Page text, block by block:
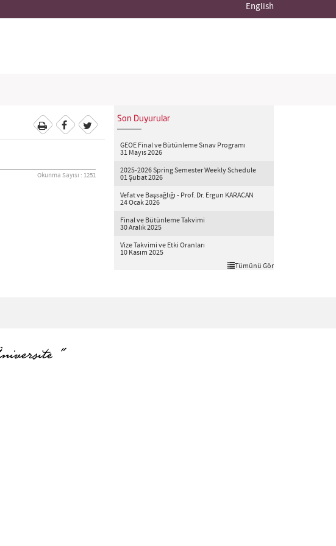
English
Okunma Sayısı : 1251
Son Duyurular
GEOE Final ve Bütünleme Sınav Programı
31 Mayıs 2026
2025-2026 Spring Semester Weekly Schedule
01 Şubat 2026
Vefat ve Başsağlığı - Prof. Dr. Ergun KARACAN
24 Ocak 2026
Final ve Bütünleme Takvimi
30 Aralık 2025
Vize Takvimi ve Etki Oranları
10 Kasım 2025
Tümünü Gör